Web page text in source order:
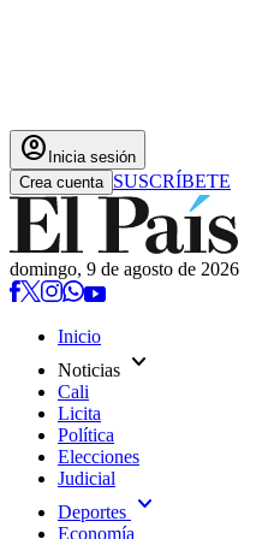
account_circle Inicia sesión
Crea cuenta SUSCRÍBETE
domingo, 9 de agosto de 2026
Inicio
Noticias expand_more
Cali
Licita
Política
Elecciones
Judicial
Deportes expand_more
Economía